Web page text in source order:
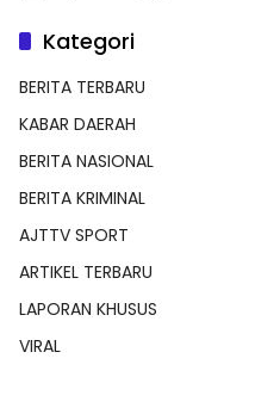
Kategori
BERITA TERBARU
KABAR DAERAH
BERITA NASIONAL
BERITA KRIMINAL
AJTTV SPORT
ARTIKEL TERBARU
LAPORAN KHUSUS
VIRAL